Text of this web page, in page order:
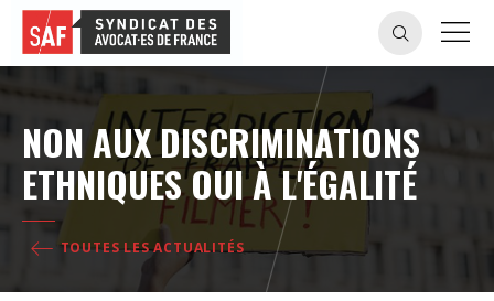
NON AUX DISCRIMINATIONS
ETHNIQUES OUI À L'ÉGALITÉ
TOUTES LES ACTUALITÉS